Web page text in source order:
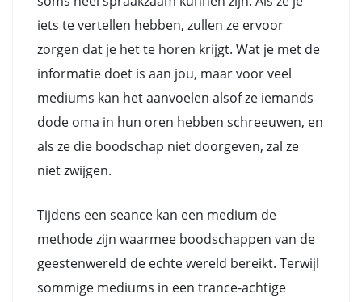
iets te vertellen hebben, zullen ze ervoor
zorgen dat je het te horen krijgt. Wat je met de
informatie doet is aan jou, maar voor veel
mediums kan het aanvoelen alsof ze iemands
dode oma in hun oren hebben schreeuwen, en
als ze die boodschap niet doorgeven, zal ze
niet zwijgen.
Tijdens een seance kan een medium de
methode zijn waarmee boodschappen van de
geestenwereld de echte wereld bereikt. Terwijl
sommige mediums in een trance-achtige